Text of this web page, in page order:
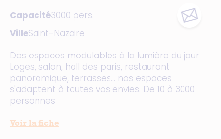
Capacité3000 pers.
VilleSaint-Nazaire
Des espaces modulables à la lumière du jour
Loges, salon, hall des paris, restaurant
panoramique, terrasses... nos espaces
s'adaptent à toutes vos envies. De 10 à 3000
personnes
Voir la fiche